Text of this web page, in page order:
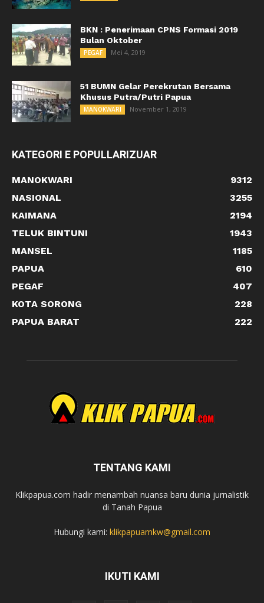
BKN : Penerimaan CPNS Formasi 2019
Bulan Oktober
PEGAF Mei 4, 2019
51 BUMN Gelar Perekrutan Bersama
Khusus Putra/Putri Papua
MANOKWARI November 1, 2019
KATEGORI E POPULLARIZUAR
MANOKWARI
9312
NASIONAL
3255
KAIMANA
2194
TELUK BINTUNI
1943
MANSEL
1185
PAPUA
610
PEGAF
407
KOTA SORONG
228
PAPUA BARAT
222
TENTANG KAMI
Klikpapua.com hadir menambah nuansa baru dunia jurnalistik
di Tanah Papua
Hubungi kami: klikpapuamkw@gmail.com
IKUTI KAMI